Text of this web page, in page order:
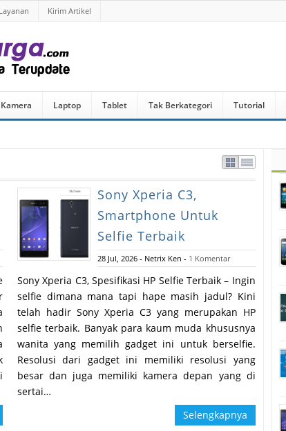
Kirim Artikel
Kamera Laptop Tablet Tak Berkategori Tutorial
Sony Xperia C3,
Smartphone Untuk
Selfie Terbaik
28 Jul, 2026- Netrix Ken - 1 Komentar
Sony Xperia C3, Spesifikasi HP Selfie Terbaik – Ingin
selfie dimana mana tapi hape masih jadul? Kini
telah hadir Sony Xperia C3 yang merupakan HP
selfie terbaik. Banyak para kaum muda khususnya
wanita yang memilih gadget ini untuk berselfie.
Resolusi dari gadget ini memiliki resolusi yang
besar dan juga memiliki kamera depan yang di
sertai…
Selengkapnya